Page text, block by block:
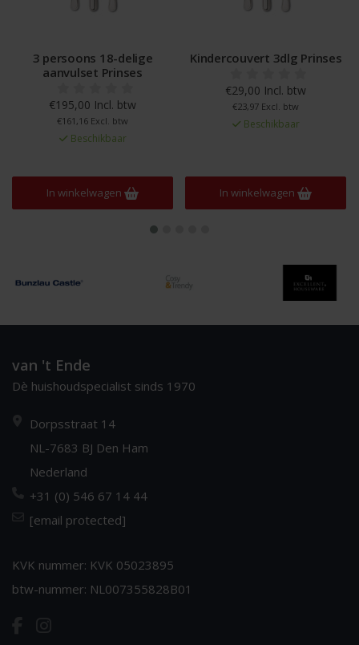
3 persoons 18-delige
aanvulset Prinses
€195,00 Incl. btw
€161,16 Excl. btw
Beschikbaar
In winkelwagen
Kindercouvert 3dlg Prinses
€29,00 Incl. btw
€23,97 Excl. btw
Beschikbaar
In winkelwagen
van 't Ende
Dè huishoudspecialist sinds 1970
Dorpsstraat 14
NL-7683 BJ Den Ham
Nederland
+31 (0) 546 67 14 44
[email protected]
KVK nummer: KVK 05023895
btw-nummer: NL007355828B01